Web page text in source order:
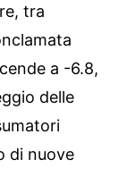
tra
a -6.8,
delle
di nuove